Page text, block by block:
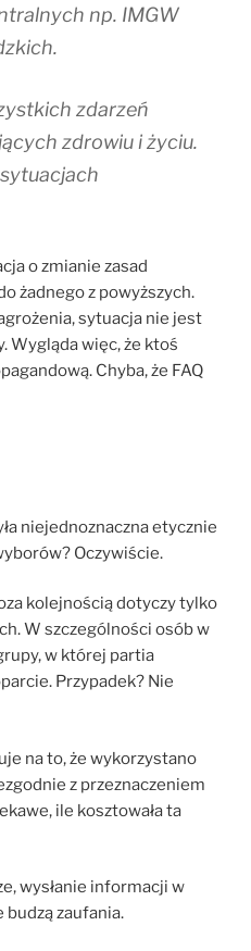
np. IMGW
zdarzeń
zdrowiu i życiu.
o zmianie zasad
żadnego z powyższych.
sytuacja nie jest
Wygląda więc, że ktoś
Chyba, że FAQ
niejednoznaczna etycznie
Oczywiście.
kolejnością dotyczy tylko
W szczególności osób w
w której partia
Przypadek? Nie
na to, że wykorzystano
z przeznaczeniem
ile kosztowała ta
wysłanie informacji w
zaufania.